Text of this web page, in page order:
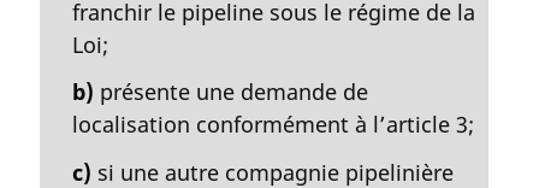
franchir le pipeline sous le régime de la
Loi;
b) présente une demande de
localisation conformément à l’article 3;
c) si une autre compagnie pipelinière